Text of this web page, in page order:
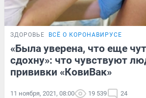
ЗДОРОВЬЕ ВСЁ О КОРОНАВИРУСЕ
«Была уверена, что еще
сдохну»: что чувствуют
прививки «КовиВак»
11 ноября, 2021, 08:00 19 539 24